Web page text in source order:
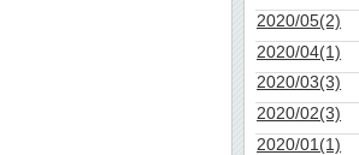
2020/05(2)
2020/04(1)
2020/03(3)
2020/02(3)
2020/01(1)